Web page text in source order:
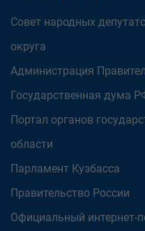
Совет народных
округа
Администрация
Государственная дума
Портал органов
области
Парламент Кузбасса
Правительство России
Официальный интернет-